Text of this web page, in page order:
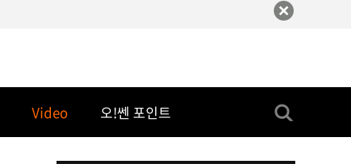
Video 오!쎈 포인트